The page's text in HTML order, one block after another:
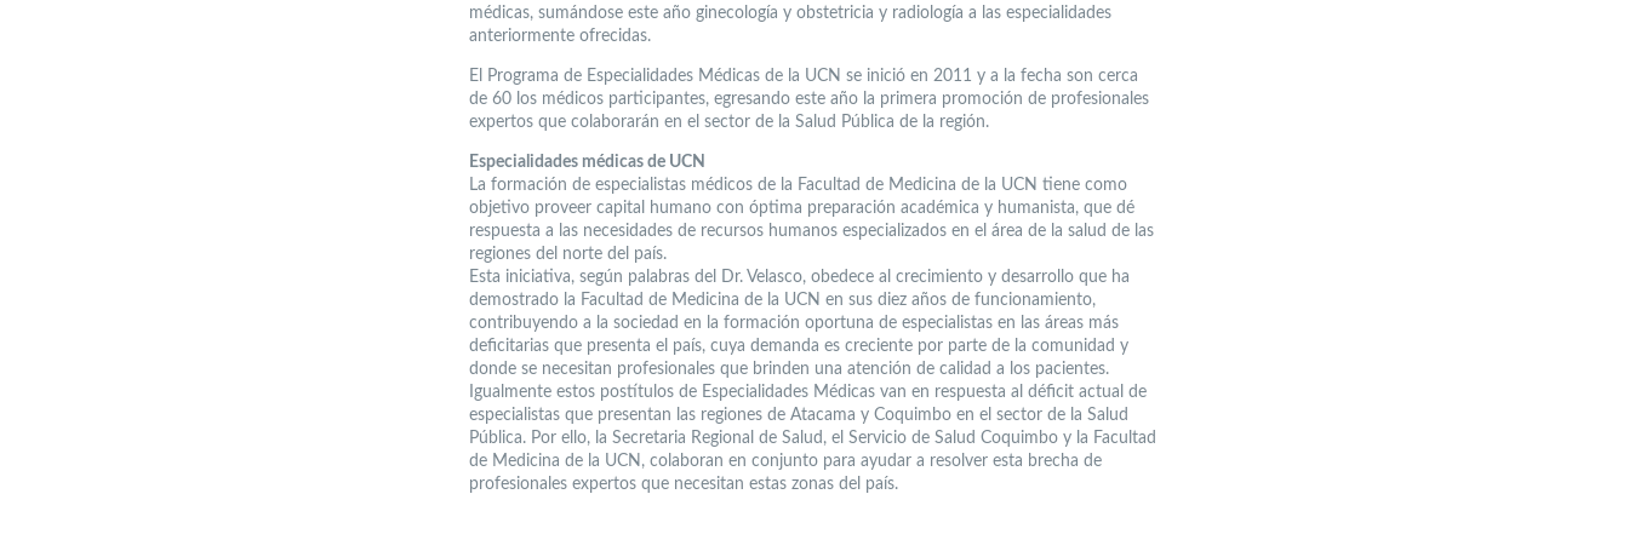
médicas, sumándose este año ginecología y obstetricia y radiología a las especialidades
anteriormente ofrecidas.
El Programa de Especialidades Médicas de la UCN se inició en 2011 y a la fecha son cerca
de 60 los médicos participantes, egresando este año la primera promoción de profesionales
expertos que colaborarán en el sector de la Salud Pública de la región.
Especialidades médicas de UCN
La formación de especialistas médicos de la Facultad de Medicina de la UCN tiene como
objetivo proveer capital humano con óptima preparación académica y humanista, que dé
respuesta a las necesidades de recursos humanos especializados en el área de la salud de las
regiones del norte del país.
Esta iniciativa, según palabras del Dr. Velasco, obedece al crecimiento y desarrollo que ha
demostrado la Facultad de Medicina de la UCN en sus diez años de funcionamiento,
contribuyendo a la sociedad en la formación oportuna de especialistas en las áreas más
deficitarias que presenta el país, cuya demanda es creciente por parte de la comunidad y
donde se necesitan profesionales que brinden una atención de calidad a los pacientes.
Igualmente estos postítulos de Especialidades Médicas van en respuesta al déficit actual de
especialistas que presentan las regiones de Atacama y Coquimbo en el sector de la Salud
Pública. Por ello, la Secretaria Regional de Salud, el Servicio de Salud Coquimbo y la Facultad
de Medicina de la UCN, colaboran en conjunto para ayudar a resolver esta brecha de
profesionales expertos que necesitan estas zonas del país.